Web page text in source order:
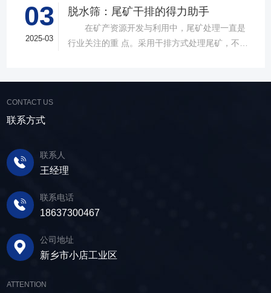
队，产品设计时考虑机械结构、动力学特性和操
作便捷性，其生产的直线筛产品使用时，物料在
筛面快速且均匀分布，筛孔不堵塞，筛分效率
质量材料，生产环节层层把控，生产出的振动筛
定作业。另外，该直线筛设备维护保养便捷，只
需要定期检查、清洁、添加润滑油，即可保证振
领未来 追求筛分效率的同时，故道金机械也
积极响应国家环保政策，部分直线筛筛体采用全
与液体之间的分离。在多个行业中，脱水筛都发
挥着不可或缺的作用。故道金机械带大家一起了
解。 ▲故道金机械单层高频脱水振动筛
筛协助去除多余的水分，以便于尾矿的堆放或再
泥中的水分去除，使其达到后续加工的要
石料厂的水洗砂脱水处理。水洗砂在生产过程中
需要去除表面的泥土和杂质，这时候就需要用脱
水筛，通过脱水筛对物料进行处理，可以确保砂
子的质量符合建筑要求，为建筑工程提供高质量
03
2025-03
脱水筛：尾矿干排的得力助手
在矿产资源开发与利用中，尾矿处理一直是
行业关注的重 点。采用干排方式处理尾矿，不仅
使筛面产生高频振动，含水物料进入振动筛后，
体之间的分离。 脱水筛筛板采用模块式设
计，无需螺栓即可安装，维护更换便捷，仅需要
的时间。其筛网具备自清洁功能，可轻松清除粘
附在筛网上的物料，预防筛料堵网。此外，脱水
CONTACT US
联系方式
联系人
王经理
联系电话
18637300467
公司地址
新乡市小店工业区
ATTENTION